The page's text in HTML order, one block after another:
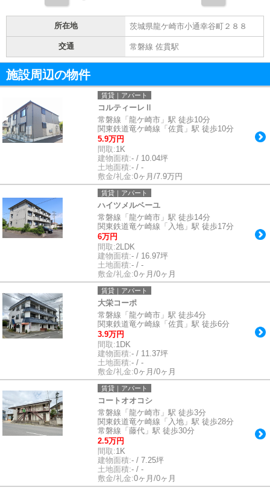
所在地 茨城県龍ケ崎市小通幸谷町２８８
交通 常磐線 佐貫駅
施設周辺の物件
賃貸｜アパート
コルティーレⅡ
常磐線「龍ケ崎市」駅 徒歩10分
関東鉄道竜ケ崎線「佐貫」駅 徒歩10分
5.9万円
間取:1K
建物面積:- / 10.04坪
土地面積:- / -
敷金/礼金:0ヶ月/7.9万円
賃貸｜アパート
ハイツメルベーユ
常磐線「龍ケ崎市」駅 徒歩14分
関東鉄道竜ケ崎線「入地」駅 徒歩17分
6万円
間取:2LDK
建物面積:- / 16.97坪
土地面積:- / -
敷金/礼金:0ヶ月/0ヶ月
賃貸｜アパート
大栄コーポ
常磐線「龍ケ崎市」駅 徒歩4分
関東鉄道竜ケ崎線「佐貫」駅 徒歩6分
3.9万円
間取:1DK
建物面積:- / 11.37坪
土地面積:- / -
敷金/礼金:0ヶ月/0ヶ月
賃貸｜アパート
コートオオコシ
常磐線「龍ケ崎市」駅 徒歩3分
関東鉄道竜ケ崎線「入地」駅 徒歩28分
常磐線「藤代」駅 徒歩30分
2.5万円
間取:1K
建物面積:- / 7.25坪
土地面積:- / -
敷金/礼金:0ヶ月/0ヶ月